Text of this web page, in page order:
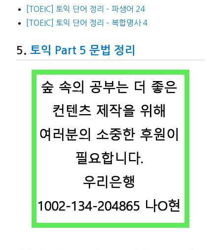
[TOEIC] 토익 단어 정리 – 파생어 24
[TOEIC] 토익 단어 정리 – 복합명사 4
토익 Part 5 문법 정리